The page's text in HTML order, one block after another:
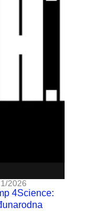
2026
4Science: